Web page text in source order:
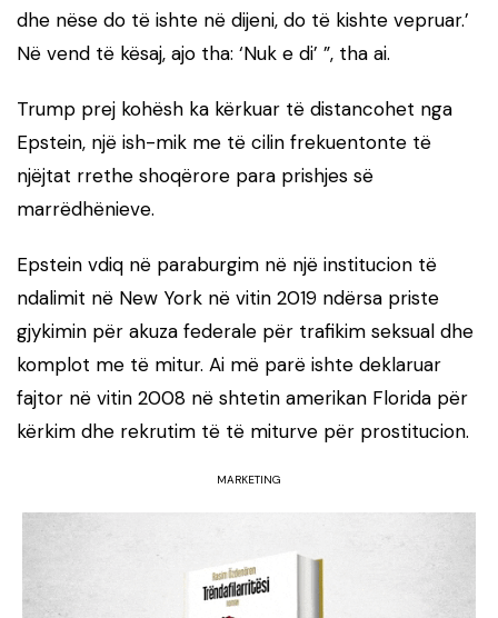
dhe nëse do të ishte në dijeni, do të kishte vepruar.’
Në vend të kësaj, ajo tha: ‘Nuk e di’ ”, tha ai.
Trump prej kohësh ka kërkuar të distancohet nga
Epstein, një ish-mik me të cilin frekuentonte të
njëjtat rrethe shoqërore para prishjes së
marrëdhënieve.
Epstein vdiq në paraburgim në një institucion të
ndalimit në New York në vitin 2019 ndërsa priste
gjykimin për akuza federale për trafikim seksual dhe
komplot me të mitur. Ai më parë ishte deklaruar
fajtor në vitin 2008 në shtetin amerikan Florida për
kërkim dhe rekrutim të të miturve për prostitucion.
MARKETING